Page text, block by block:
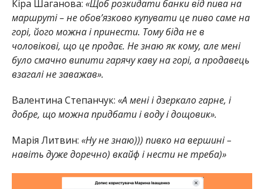
Кіра Шаганова: «Щоб розкидати банки від пива на
маршруті – не обов’язково купувати це пиво саме на
горі, його можна і принести. Тому біда не в
чоловікові, що це продає. Не знаю як кому, але мені
було смачно випити гарячу каву на горі, а продавець
взагалі не заважав».
Валентина Степанчук: «А мені і дзеркало гарне, і
добре, що можна придбати і воду і дощовик».
Марія Литвин: «Ну не знаю))) пивко на вершині –
навіть дуже доречно) вкайф і нести не треба)»